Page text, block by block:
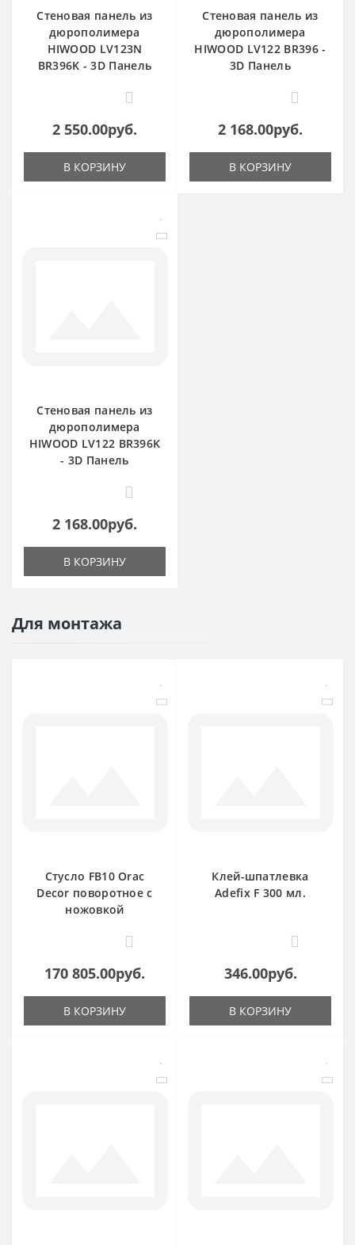
Стеновая панель из
дюрополимера
HIWOOD LV123N
BR396K - 3D Панель
0
2 550.00руб.
В КОРЗИНУ
Стеновая панель из
дюрополимера
HIWOOD LV122 BR396 -
3D Панель
0
2 168.00руб.
В КОРЗИНУ
Стеновая панель из
дюрополимера
HIWOOD LV122 BR396K
- 3D Панель
0
2 168.00руб.
В КОРЗИНУ
Для монтажа
Стусло FB10 Orac
Decor поворотное с
ножовкой
1
170 805.00руб.
В КОРЗИНУ
Клей-шпатлевка
Adefix F 300 мл.
0
346.00руб.
В КОРЗИНУ